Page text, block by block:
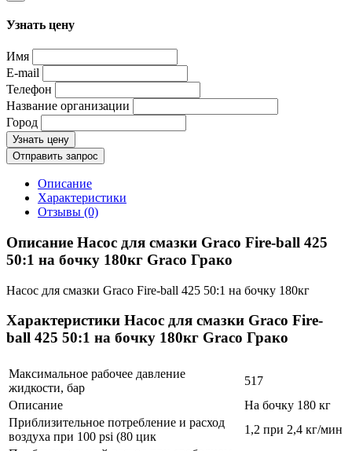
Узнать цену
Имя
E-mail
Телефон
Название организации
Город
Узнать цену
Отправить запрос
Описание
Характеристики
Отзывы (0)
Описание Насос для смазки Graco Fire-ball 425
50:1 на бочку 180кг Graco Грако
Насос для смазки Graco Fire-ball 425 50:1 на бочку 180кг
Характеристики Насос для смазки Graco Fire-
ball 425 50:1 на бочку 180кг Graco Грако
Максимальное рабочее давление
жидкости, бар
517
Описание
На бочку 180 кг
Приблизительное потребление и расход
воздуха при 100 psi (80 цик
1,2 при 2,4 кг/мин